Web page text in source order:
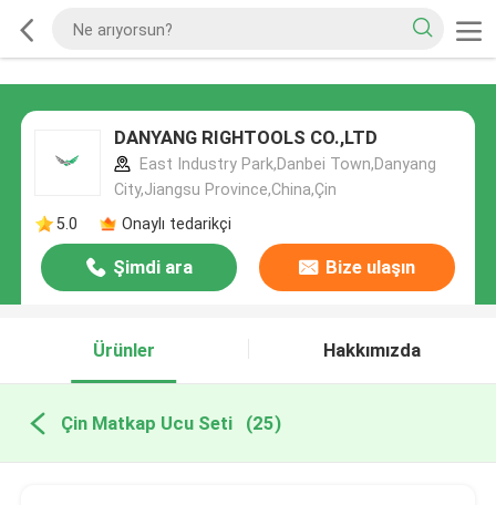
DANYANG RIGHTOOLS CO.,LTD
East Industry Park,Danbei Town,Danyang
City,Jiangsu Province,China,Çin
5.0
Onaylı tedarikçi
Şimdi ara Bize ulaşın
Ürünler Hakkımızda
Çin Matkap Ucu Seti (25)